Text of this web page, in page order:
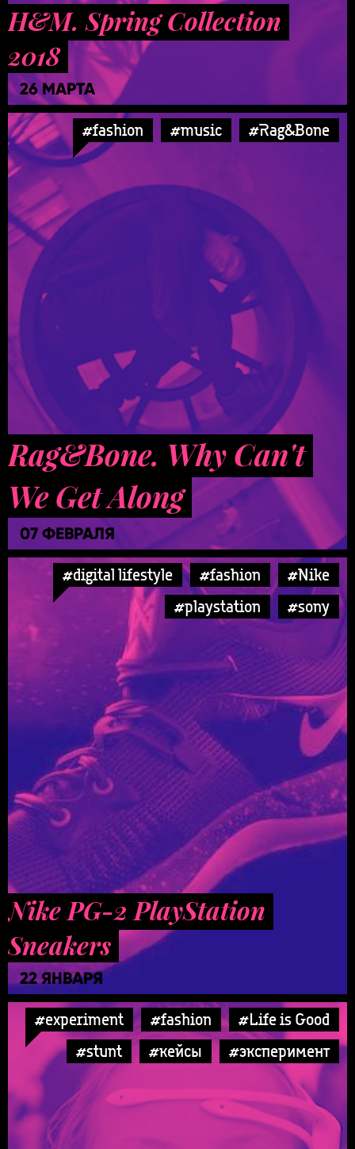
H&M. Spring Collection
2018
26 МАРТА
#fashion #music #Rag&Bone
Rag&Bone. Why Can't
We Get Along
07 ФЕВРАЛЯ
#digital lifestyle #fashion
#Nike
#playstation
#sony
Nike PG-2 PlayStation
Sneakers
22 ЯНВАРЯ
#experiment #fashion
#Life is Good
#stunt
#кейсы #эксперимент